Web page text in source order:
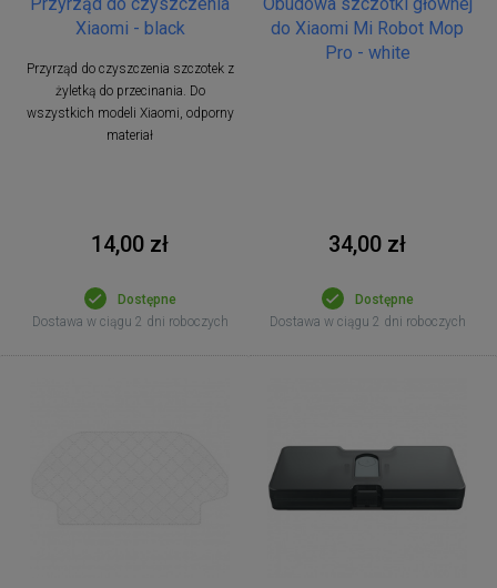
Xiaomi - black
Przyrząd do czyszczenia szczotek z
żyletką do przecinania. Do
wszystkich modeli Xiaomi, odporny
materiał
14,00 zł
Dostępne
Dostawa w ciągu 2 dni roboczych
do Xiaomi Mi Robot Mop
Pro - white
34,00 zł
Dostępne
Dostawa w ciągu 2 dni roboczych